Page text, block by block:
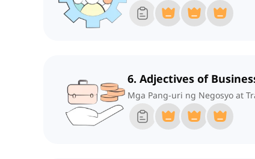
6. Adjectives of
Mga Pang-uri ng Negosyo at